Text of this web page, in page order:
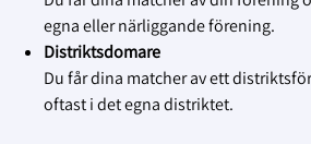
egna eller närliggande förening.
Distriktsdomare
Du får dina matcher av ett
oftast i det egna distriktet.